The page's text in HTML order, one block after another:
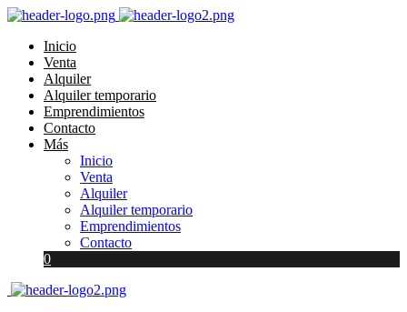
Inicio
Venta
Alquiler
Alquiler temporario
Emprendimientos
Contacto
Más
Inicio
Venta
Alquiler
Alquiler temporario
Emprendimientos
Contacto
0